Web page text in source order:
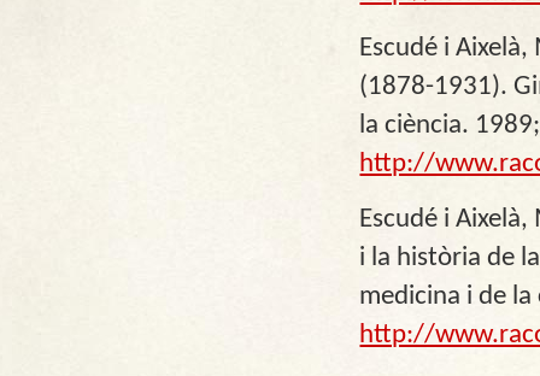
Escudé i
(1878-1931).
la ciència.
http://
Escudé i
i la història de
medicina i de
http://